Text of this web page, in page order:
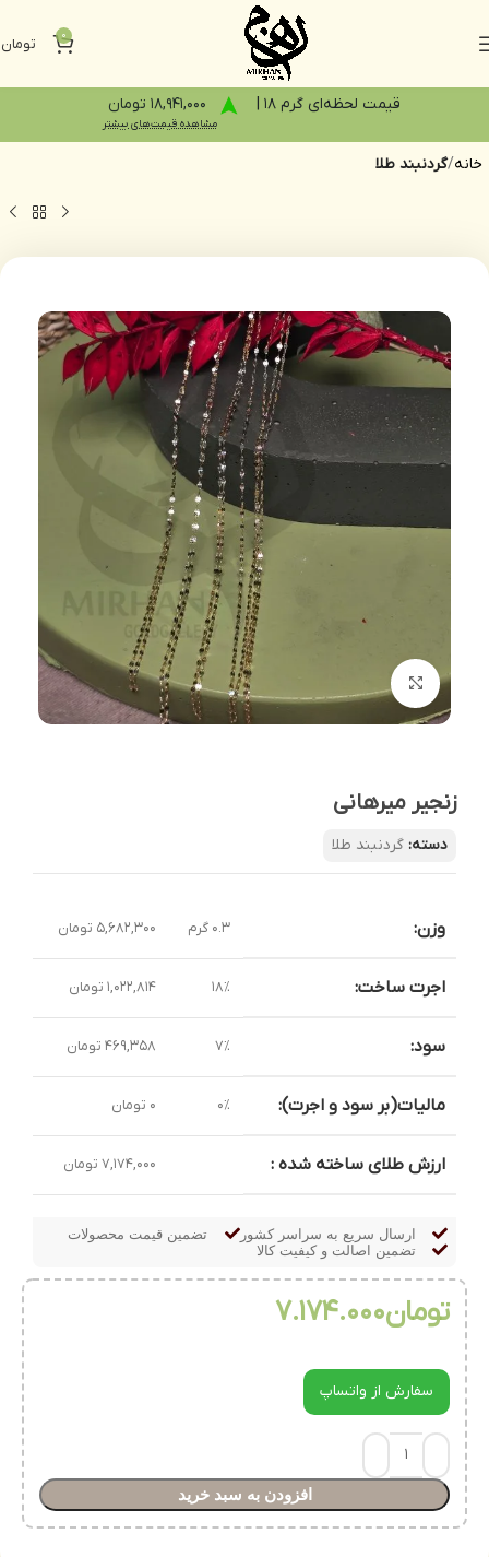
0 تومان
قیمت لحظه‌ای گرم 18 | 18,941,000 تومان
مشاهده قیمت‌های بیشتر
خانه گردنبند طلا
بزرگنمایی تصویر
زنجیر میرهانی
دسته: گردنبند طلا
وزن: 0.3 گرم 5,682,300 تومان
اجرت ساخت: 18% 1,022,814 تومان
سود: 7% 469,358 تومان
مالیات(بر سود و اجرت): 0% 0 تومان
ارزش طلای ساخته شده : 7,174,000 تومان
ارسال سریع به سراسر کشور
تضمین قیمت محصولات
تضمین اصالت و کیفیت کالا
تومان7.174.000
سفارش از واتساپ
افزودن به سبد خرید